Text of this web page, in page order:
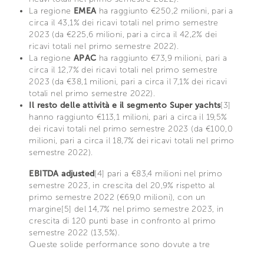
La regione EMEAha raggiunto €250,2 milioni, pari a
circa il 43,1% dei ricavi totali nel primo semestre
2023 (da €225,6 milioni, pari a circa il 42,2% dei
ricavi totali nel primo semestre 2022).
La regione APAC ha raggiunto €73,9 milioni, pari a
circa il 12,7% dei ricavi totali nel primo semestre
2023 (da €38,1 milioni, pari a circa il 7,1% dei ricavi
totali nel primo semestre 2022).
Il resto delle attività e il segmento Super yachts[3]
hanno raggiunto €113,1 milioni, pari a circa il 19,5%
dei ricavi totali nel primo semestre 2023 (da €100,0
milioni, pari a circa il 18,7% dei ricavi totali nel primo
semestre 2022).
EBITDA adjusted[4] pari a €83,4 milioni nel primo
semestre 2023, in crescita del 20,9% rispetto al
primo semestre 2022 (€69,0 milioni), con un
margine[5] del 14,7% nel primo semestre 2023, in
crescita di 120 punti base in confronto al primo
semestre 2022 (13,5%).
Queste solide performance sono dovute a tre